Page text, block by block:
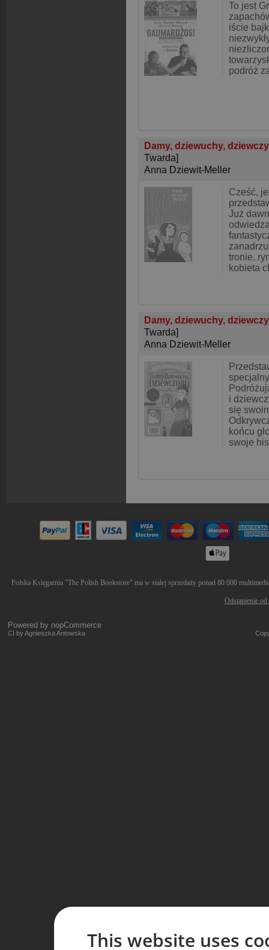
To jest
iście
podróż
Damy, dziewuchy,
Twarda]
Anna Dziewit-Meller
Cześć,
Już
tronie,
kobieta
Damy, dziewuchy,
Twarda]
Anna Dziewit-Meller
i
się
końcu
swoje
Polska Księgarnia "The Polish Bookstore" ma w stałej sprzedaży ponad 80.000
Odstąpienie
Powered by nopCommerce
CI by Agnieszka Antowska
This website uses